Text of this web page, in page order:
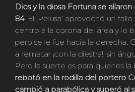
Dios y la diosa Fortuna se
84. El ‘Pelusa’ aprovechó un
centro a la corona del área y lo
pero se le fue hacia la derecha.
a rematar ¡con la diestra!, sin
Pero la suerte es para quienes la
rebotó en la rodilla del portero
cambió a parabólica y superó al